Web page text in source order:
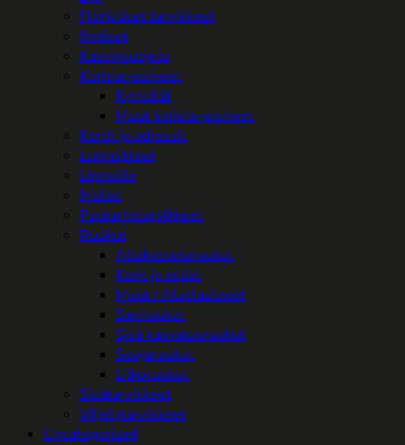
Floristiset tarvikkeet
Ihmiset
Kasvinsuojelu
Koriste-esineet
Kynttilät
Muut koriste-esineet
Kortit ja adressit
Lannoitteet
Linnuille
Mullat
Puutarhatarvikkeet
Ruukut
Altakasteluruukut
Korit ja astiat
Muut / Aluslautaset
Saviruukut
Sisä kasvatusruukut
Suojaruukut
Ulkoruukut
Sisätarvikkeet
Viljelytarvikkeet
Uncategorized